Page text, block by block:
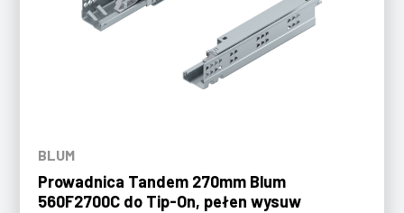
BLUM
Prowadnica Tandem 270mm Blum
560F2700C do Tip-On, pełen wysuw